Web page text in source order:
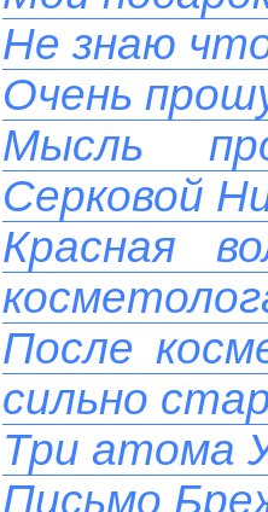
Не знаю
Очень
Мысль
Серковой
Красная
После
сильно
Три атома
Письмо